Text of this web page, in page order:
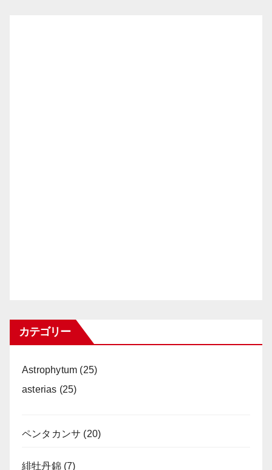
カテゴリー
Astrophytum (25)
asterias (25)
ペンタカンサ (20)
緋牡丹錦(7)